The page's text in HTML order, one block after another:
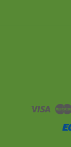
Visa